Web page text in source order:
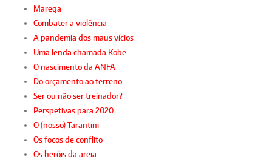
Marega
Combater a violência
A pandemia dos maus vícios
Uma lenda chamada Kobe
O nascimento da ANFA
Do orçamento ao terreno
Ser ou não ser treinador?
Perspetivas para 2020
O (nosso) Tarantini
Os focos de conflito
Os heróis da areia